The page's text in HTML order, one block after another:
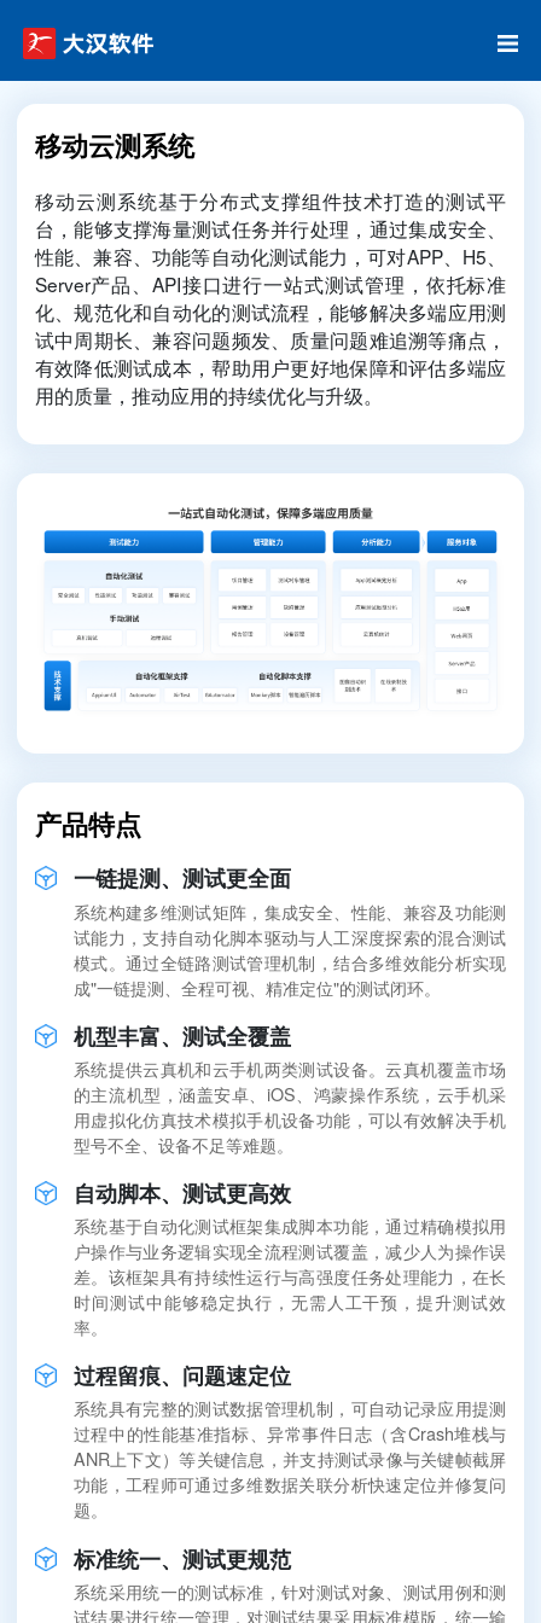
移动云测系统
移动云测系统基于分布式支撑组件技术打造的测试平
台，能够支撑海量测试任务并行处理，通过集成安全、
性能、兼容、功能等自动化测试能力，可对APP、H5、
Server产品、API接口进行一站式测试管理，依托标准
化、规范化和自动化的测试流程，能够解决多端应用测
试中周期长、兼容问题频发、质量问题难追溯等痛点，
有效降低测试成本，帮助用户更好地保障和评估多端应
用的质量，推动应用的持续优化与升级。
产品特点
一链提测、测试更全面
系统构建多维测试矩阵，集成安全、性能、兼容及功能测
试能力，支持自动化脚本驱动与人工深度探索的混合测试
模式。通过全链路测试管理机制，结合多维效能分析实现
成"一链提测、全程可视、精准定位"的测试闭环。
机型丰富、测试全覆盖
系统提供云真机和云手机两类测试设备。云真机覆盖市场
的主流机型，涵盖安卓、iOS、鸿蒙操作系统，云手机采
用虚拟化仿真技术模拟手机设备功能，可以有效解决手机
型号不全、设备不足等难题。
自动脚本、测试更高效
系统基于自动化测试框架集成脚本功能，通过精确模拟用
户操作与业务逻辑实现全流程测试覆盖，减少人为操作误
差。该框架具有持续性运行与高强度任务处理能力，在长
时间测试中能够稳定执行，无需人工干预，提升测试效
率。
过程留痕、问题速定位
系统具有完整的测试数据管理机制，可自动记录应用提测
过程中的性能基准指标、异常事件日志（含Crash堆栈与
ANR上下文）等关键信息，并支持测试录像与关键帧截屏
功能，工程师可通过多维数据关联分析快速定位并修复问
题。
标准统一、测试更规范
系统采用统一的测试标准，针对测试对象、测试用例和测
试结果进行统一管理，对测试结果采用标准模版，统一输